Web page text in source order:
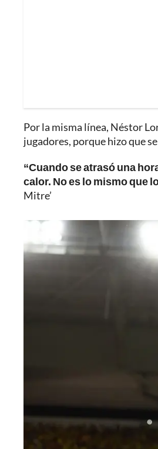
Por la misma línea, Néstor
jugadores, porque hizo que
“Cuando se atrasó una
calor. No es lo mismo que
Mitre’